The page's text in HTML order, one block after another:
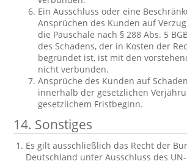
Ein Ausschluss oder eine
Ansprüchen des Kunden auf
die Pauschale nach § 288 Abs. 5
des Schadens, der in Kosten der
begründet ist, ist mit den
nicht verbunden.
Ansprüche des Kunden auf
innerhalb der gesetzlichen
gesetzlichem Fristbeginn.
14. Sonstiges
Es gilt ausschließlich das Recht der
Deutschland unter Ausschluss des